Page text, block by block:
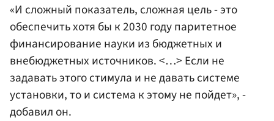
«И сложный показатель, сложная цель - это
обеспечить хотя бы к 2030 году паритетное
финансирование науки из бюджетных и
внебюджетных источников. <…> Если не
задавать этого стимула и не давать системе
установки, то и система к этому не пойдет», -
добавил он.